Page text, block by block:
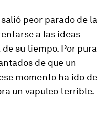
peor parado de la
a las ideas
su tiempo. Por pura
de que un
momento ha ido de
un vapuleo terrible.